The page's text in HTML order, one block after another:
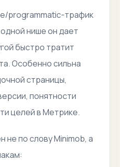
programmatic-трафик
нише он дает
быстро тратит
Особенно сильна
страницы,
понятности
целей в Метрике.
не по слову Minimob, а